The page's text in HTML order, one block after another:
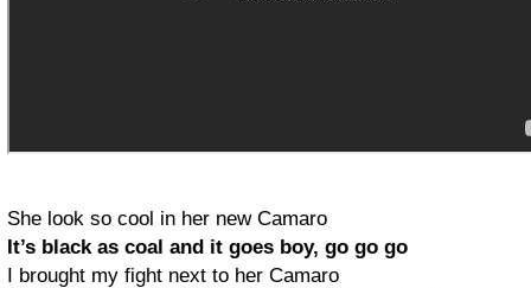
She look so cool in her new Camaro
It’s black as coal and it goes boy, go go go
I brought my fight next to her Camaro